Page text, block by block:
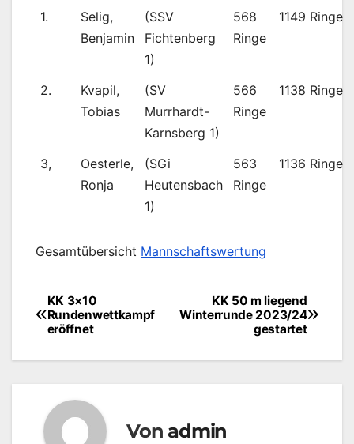
1.
Selig,
Benjamin
(SSV
Fichtenberg
1)
568
Ringe
1149 Ringe
2.
Kvapil,
Tobias
(SV
Murrhardt-
Karnsberg 1)
566
Ringe
1138 Ringe
3,
Oesterle,
Ronja
(SGi
Heutensbach
1)
563
Ringe
1136 Ringe
Gesamtübersicht Mannschaftswertung
Beitragsnavigation
KK 50 m liegend
Winterrunde 2023/24
gestartet
KK 3×10
Rundenwettkampf
eröffnet
Von admin